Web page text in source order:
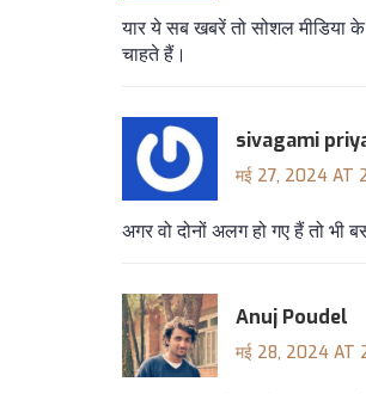
यार ये सब खबरें तो सोशल मीडिया
चाहते हैं।
sivagami
मई 27, 2024 AT
अगर वो दोनों अलग हो गए हैं तो भी
Anuj Poudel
मई 28, 2024 AT